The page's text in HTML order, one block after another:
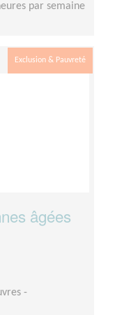
par semaine
Exclusion & Pauvreté
âgées
-